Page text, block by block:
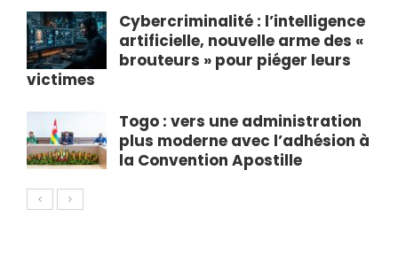
Cybercriminalité : l’intelligence
artificielle, nouvelle arme des «
brouteurs » pour piéger leurs
victimes
Togo : vers une administration
plus moderne avec l’adhésion à
la Convention Apostille